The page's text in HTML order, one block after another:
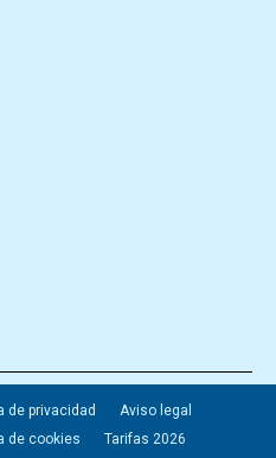
de privacidad
Aviso legal
de cookies
Tarifas 2026